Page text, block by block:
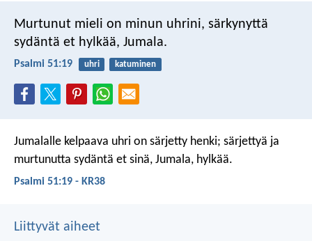
Murtunut mieli on minun uhrini, särkynyttä
sydäntä et hylkää, Jumala.
Psalmi 51:19 uhri katuminen
Jumalalle kelpaava uhri on särjetty henki; särjettyä ja
murtunutta sydäntä et sinä, Jumala, hylkää.
Psalmi 51:19 - KR38
Liittyvät aiheet